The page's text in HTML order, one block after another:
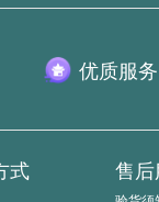
优质服
式 售